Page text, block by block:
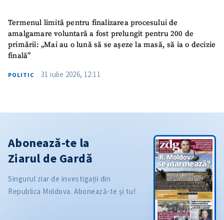
Termenul limită pentru finalizarea procesului de
amalgamare voluntară a fost prelungit pentru 200 de
primării: „Mai au o lună să se așeze la masă, să ia o decizie
finală”
POLITIC 31 iulie 2026, 12:11
Abonează-te la
Ziarul de Gardă
Singurul ziar de investigații din
Republica Moldova. Abonează-te și tu!